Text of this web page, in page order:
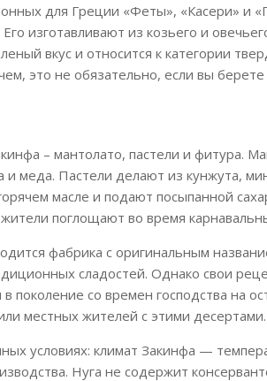
для Греции «Феты», «Касери» и
изготавливают из козьего и
вкус и относится к категории
это не обязательно, если вы берете
– мантолато, пастели и фитура.
и меда. Пастели делают из кунжута,
масле и подают посыпанной
поглощают во время
фабрика с оригинальным
сладостей. Однако свои
поколение со времен господства на
местных жителей с этими десертами.
условиях: климат Закинфа —
Нуга не содержит